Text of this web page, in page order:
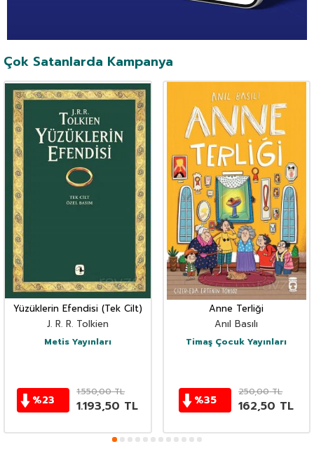
Çok Satanlarda Kampanya
Yüzüklerin Efendisi (Tek Cilt)
J. R. R. Tolkien
Metis Yayınları
%23
1.550,00TL
1.193,50 TL
Anne Terliği
Anıl Basılı
Timaş Çocuk Yayınları
%35
250,00TL
162,50 TL